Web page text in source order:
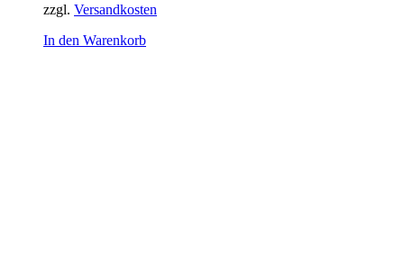
zzgl. Versandkosten
In den Warenkorb